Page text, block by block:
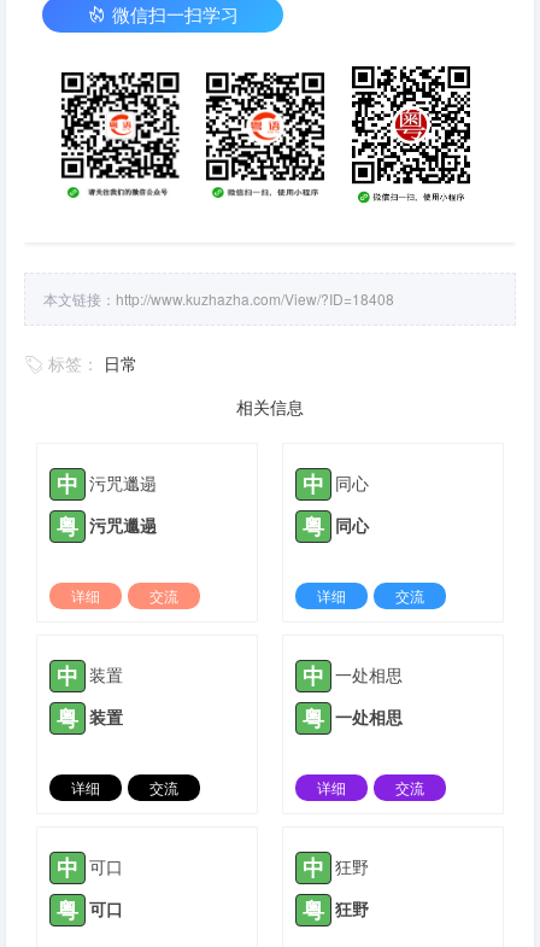
微信扫一扫学习
本文链接： http://www.kuzhazha.com/View/?ID=18408
标签： 日常
相关信息
中 污咒邋遢
粤 污咒邋遢
详细
交流
中 同心
粤 同心
详细
交流
中 装置
粤 装置
详细
交流
中 一处相思
粤 一处相思
详细
交流
中 可口
粤 可口
中 狂野
粤 狂野